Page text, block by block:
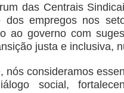
das Centrais
dos empregos nos
ao governo com
justa e inclusiva,
nós consideramos
social,